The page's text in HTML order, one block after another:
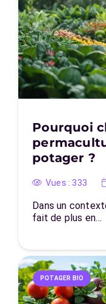
Pourquoi
potager ?
Vues : 333
Dans un
fait de plus en…
POTAGER BIO